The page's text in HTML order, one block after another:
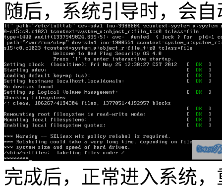
随后，系统引导时，会
完成后，正常进入系统